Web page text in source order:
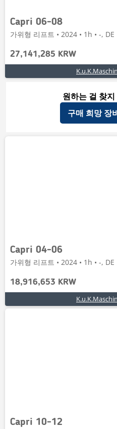
Capri 06-08
가위형 리프트 • 2024 • 1h • -, DE
27,141,285 KRW
원하는 걸 찾
구매 희망 장
Capri 04-06
가위형 리프트 • 2024 • 1h • -, DE
18,916,653 KRW
Capri 10-12